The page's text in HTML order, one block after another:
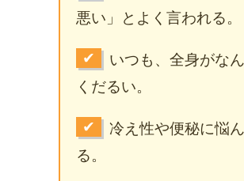
悪い」とよく言われる。
✔
いつも、全身がな
くだるい。
✔
冷え性や便秘に悩
る。